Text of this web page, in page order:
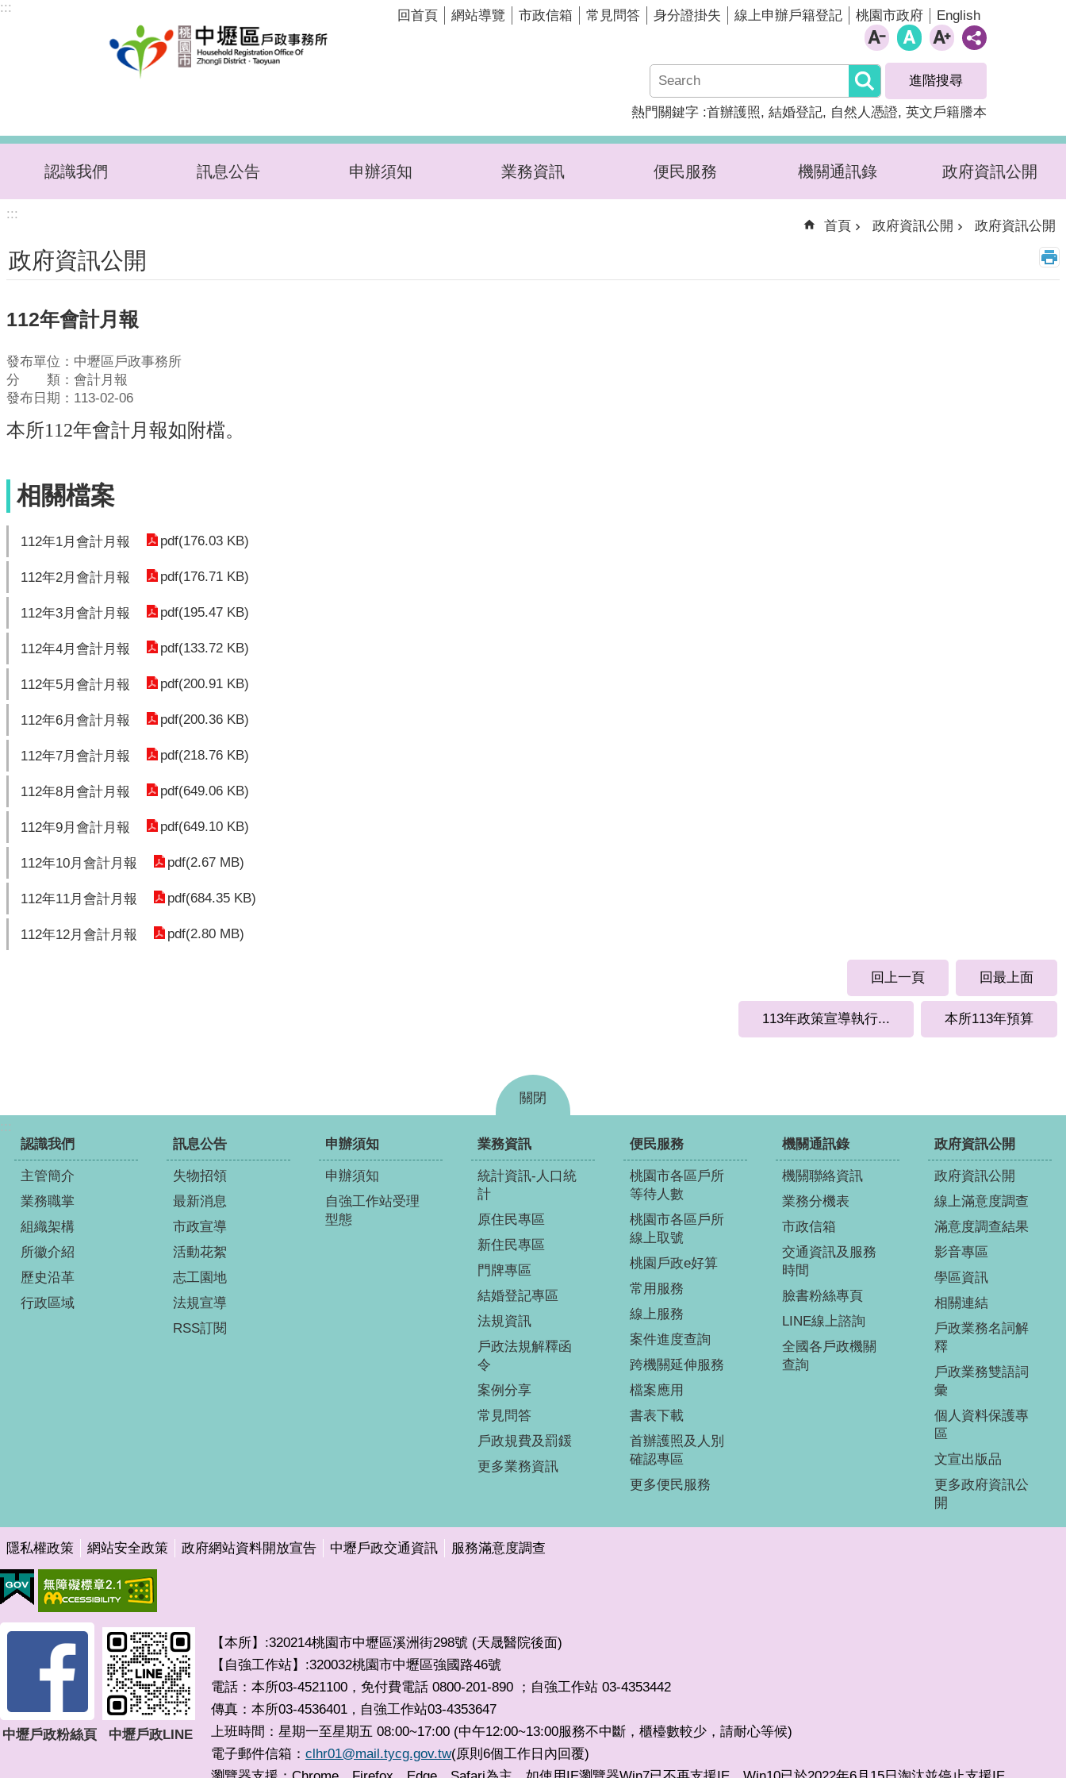
跳到主要內容區塊
:::
回首頁 網站導覽 市政信箱 常見問答 身分證掛失 線上申辦戶籍登記 桃園市政府 English
進階搜尋
熱門關鍵字 首辦護照 結婚登記 自然人憑證 英文戶籍謄本
認識我們 訊息公告 申辦須知 業務資訊 便民服務 機關通訊錄 政府資訊公開
:::
首頁 政府資訊公開 政府資訊公開
政府資訊公開
112年會計月報
發布單位：中壢區戶政事務所
分 類：會計月報
發布日期：113-02-06
本所112年會計月報如附檔。
相關檔案
112年1月會計月報 pdf(176.03 KB)
112年2月會計月報 pdf(176.71 KB)
112年3月會計月報 pdf(195.47 KB)
112年4月會計月報 pdf(133.72 KB)
112年5月會計月報 pdf(200.91 KB)
112年6月會計月報 pdf(200.36 KB)
112年7月會計月報 pdf(218.76 KB)
112年8月會計月報 pdf(649.06 KB)
112年9月會計月報 pdf(649.10 KB)
112年10月會計月報 pdf(2.67 MB)
112年11月會計月報 pdf(684.35 KB)
112年12月會計月報 pdf(2.80 MB)
回上一頁 回最上面
113年政策宣導執行... 本所113年預算
關閉
:::
認識我們
主管簡介
業務職掌
組織架構
所徽介紹
歷史沿革
行政區域
訊息公告
失物招領
最新消息
市政宣導
活動花絮
志工園地
法規宣導
RSS訂閱
申辦須知
申辦須知
自強工作站受理
型態
業務資訊
統計資訊-人口統
計
原住民專區
新住民專區
門牌專區
結婚登記專區
法規資訊
戶政法規解釋函
令
案例分享
常見問答
戶政規費及罰鍰
更多業務資訊
便民服務
桃園市各區戶所
等待人數
桃園市各區戶所
線上取號
桃園戶政e好算
常用服務
線上服務
案件進度查詢
跨機關延伸服務
檔案應用
書表下載
首辦護照及人別
確認專區
更多便民服務
機關通訊錄
機關聯絡資訊
業務分機表
市政信箱
交通資訊及服務
時間
臉書粉絲專頁
LINE線上諮詢
全國各戶政機關
查詢
政府資訊公開
政府資訊公開
線上滿意度調查
滿意度調查結果
影音專區
學區資訊
相關連結
戶政業務名詞解
釋
戶政業務雙語詞
彙
個人資料保護專
區
文宣出版品
更多政府資訊公
開
隱私權政策 網站安全政策 政府網站資料開放宣告 中壢戶政交通資訊 服務滿意度調查
中壢戶政粉絲頁 中壢戶政LINE
【本所】:320214桃園市中壢區溪洲街298號 (天晟醫院後面)
【自強工作站】:320032桃園市中壢區強國路46號
電話：本所03-4521100，免付費電話 0800-201-890 ；自強工作站 03-4353442
傳真：本所03-4536401 ， 自強工作站03-4353647
上班時間：星期一至星期五 08:00~17:00 (中午12:00~13:00服務不中斷，櫃檯數較少，請耐心等候)
電子郵件信箱： clhr01@mail.tycg.gov.tw(原則6個工作日內回覆)